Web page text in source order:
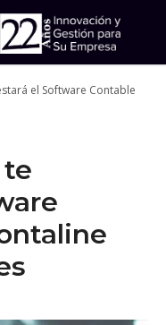
el Software Contable